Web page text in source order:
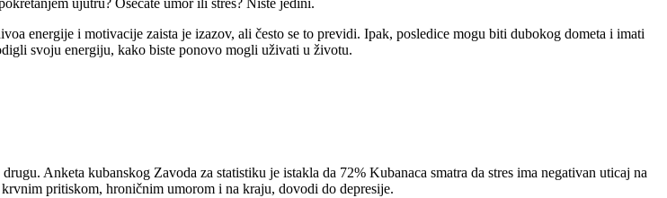
ujutru? Osećate umor ili stres? Niste jedini.
energije i motivacije zaista je izazov, ali često se to previdi. Ipak, posledice mogu biti dubokog dometa i imati
svoju energiju, kako biste ponovo mogli uživati u životu.
Anketa kubanskog Zavoda za statistiku je istakla da 72% Kubanaca smatra da stres ima negativan uticaj na
pritiskom, hroničnim umorom i na kraju, dovodi do depresije.